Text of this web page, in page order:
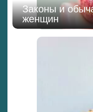
Законы и
женщин